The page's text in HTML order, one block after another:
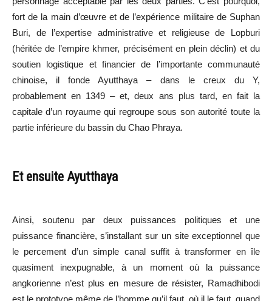
fort de la main d’œuvre et de l’expérience militaire de Suphan
Buri, de l’expertise administrative et religieuse de Lopburi
(héritée de l’empire khmer, précisément en plein déclin) et du
soutien logistique et financier de l’importante communauté
chinoise, il fonde Ayutthaya – dans le creux du Y,
probablement en 1349 – et, deux ans plus tard, en fait la
capitale d’un royaume qui regroupe sous son autorité toute la
partie inférieure du bassin du Chao Phraya.
Et ensuite Ayutthaya
Ainsi, soutenu par deux puissances politiques et une
puissance financière, s’installant sur un site exceptionnel que
le percement d’un simple canal suffit à transformer en île
quasiment inexpugnable, à un moment où la puissance
angkorienne n’est plus en mesure de résister, Ramadhibodi